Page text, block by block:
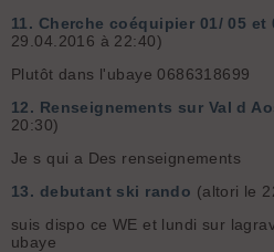
11. Cherche coéquipier 01/ 05 et
29.04.2016 à 22:40)
Plutôt dans l'ubaye 0686318699
12. Renseignements sur Val d
20:30)
Je s qui a Des renseignements
13. debutant ski rando (altori le
suis dispo ce WE et lundi sur
ubaye